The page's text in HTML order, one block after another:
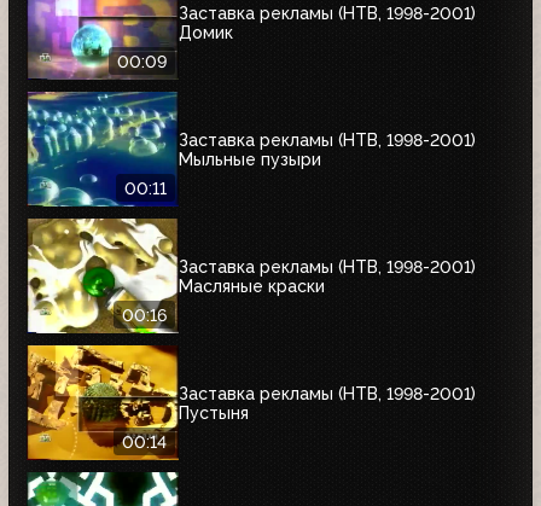
00:09
Заставка рекламы (НТВ, 1998-2001)
Домик
00:11
Заставка рекламы (НТВ, 1998-2001)
Мыльные пузыри
00:16
Заставка рекламы (НТВ, 1998-2001)
Масляные краски
00:14
Заставка рекламы (НТВ, 1998-2001)
Пустыня